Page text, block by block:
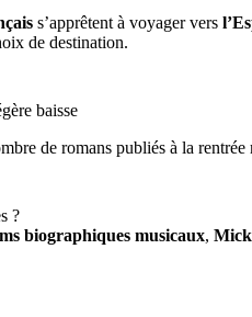
s’apprêtent à voyager vers
de destination.
baisse
de romans publiés à la rentrée
?
biographiques musicaux,